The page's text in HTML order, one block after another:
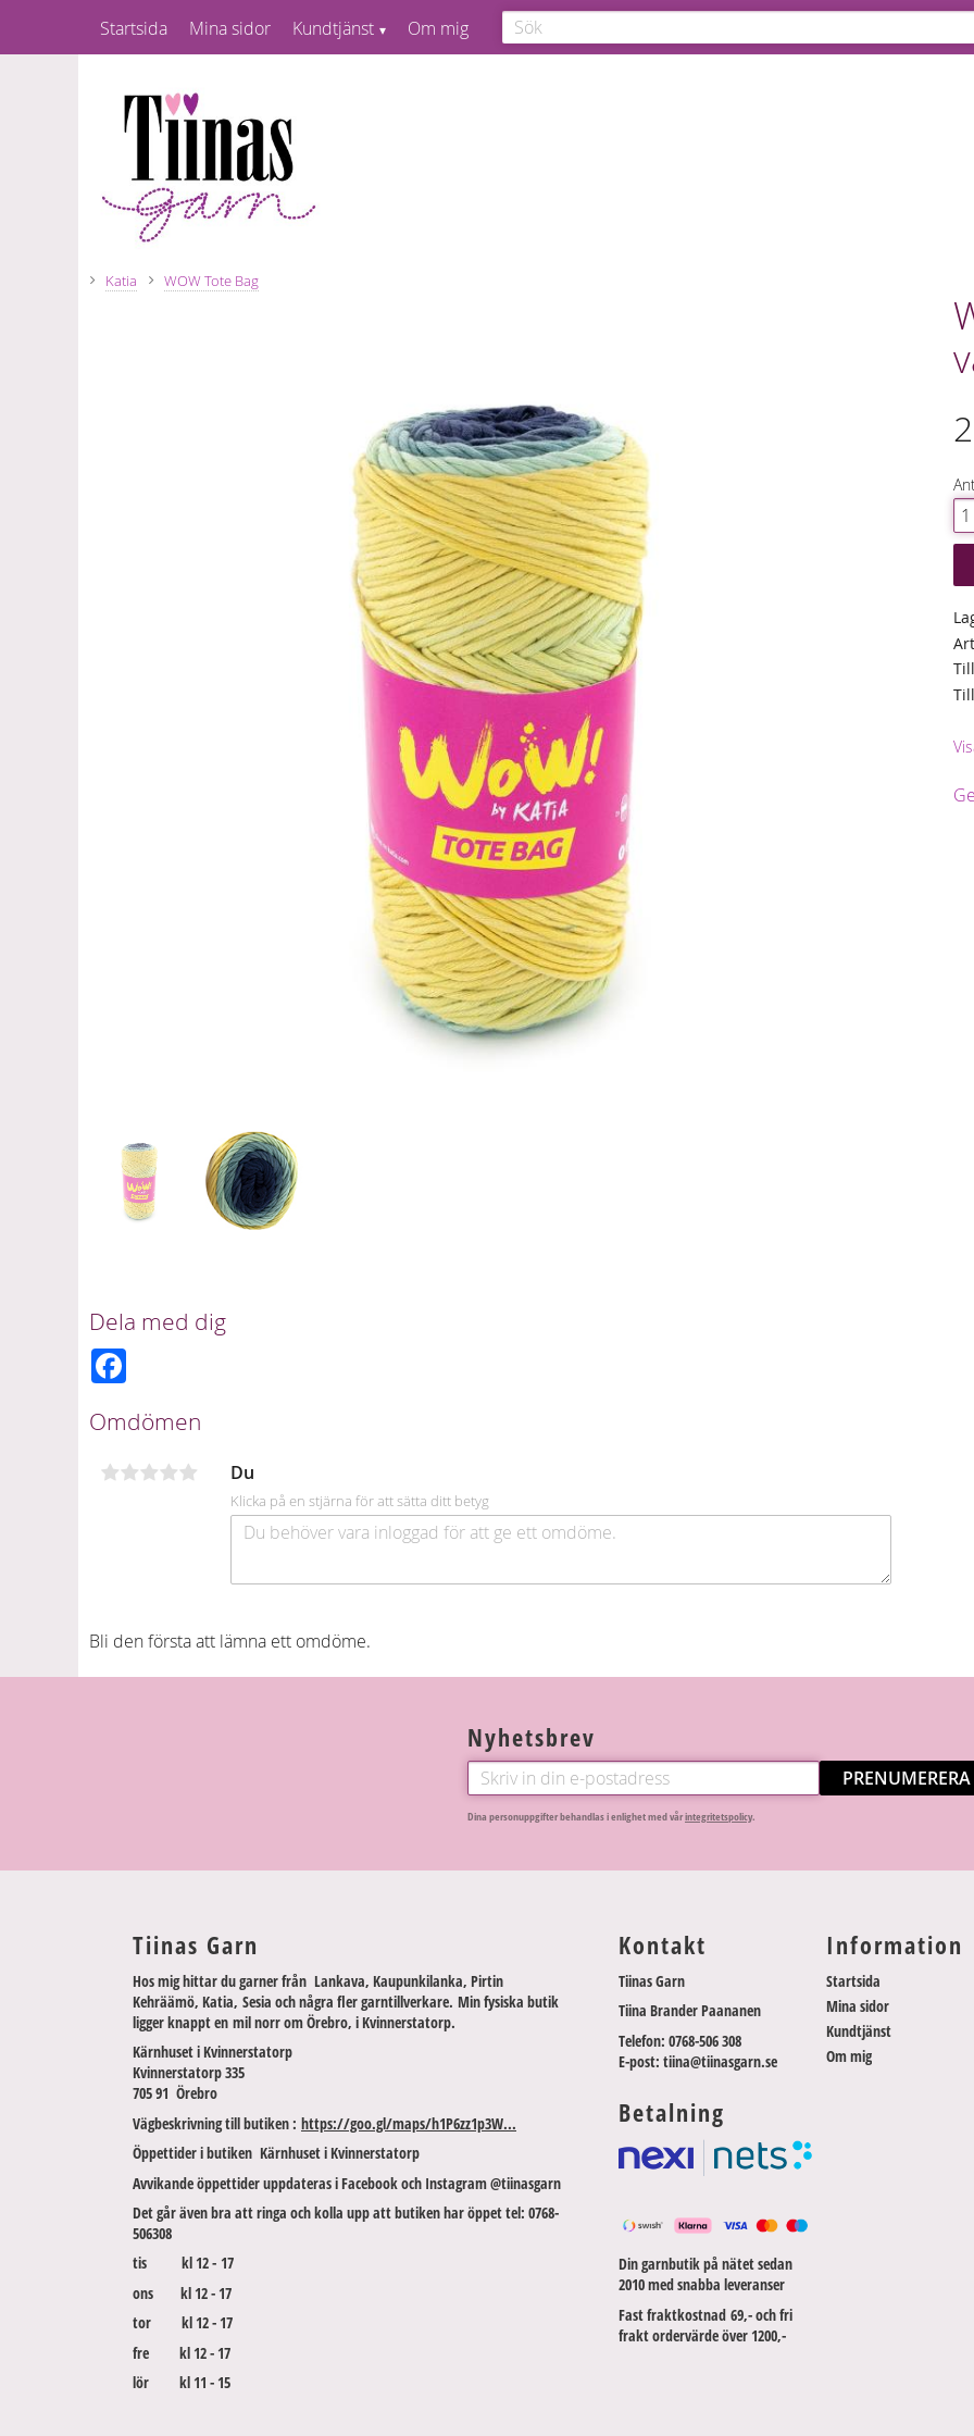
Startsida Mina sidor Kundtjänst Om mig
Katia WOW Tote Bag
Dela med dig
b
o
k
Omdömen
Du
Klicka på en stjärna för att sätta ditt betyg
Bli den första att lämna ett omdöme.
Nyhetsbrev
PRENUMERERA
Dina personuppgifter behandlas i enlighet med vårintegritetspolicy.
Tiinas Garn
Hos mig hittar du garner från Lankava, Kaupunkilanka, Pirtin
Kehräämö, Katia, Sesia och några fler garntillverkare. Min fysiska butik
ligger knappt en mil norr om Örebro, i Kvinnerstatorp.
Kärnhuset i Kvinnerstatorp
Kvinnerstatorp 335
705 91 Örebro
Vägbeskrivning till butiken : https://goo.gl/maps/h1P6zz1p3W...
Öppettider i butiken Kärnhuset i Kvinnerstatorp
Avvikande öppettider uppdateras i Facebook och Instagram @tiinasgarn
Det går även bra att ringa och kolla upp att butiken har öppet tel: 0768-
506308
tis kl 12 - 17
ons kl 12 - 17
tor kl 12 - 17
fre kl 12 - 17
lör kl 11 - 15
Kontakt
Tiinas Garn
Tiina Brander Paananen
Telefon: 0768-506 308
E-post: tiina@tiinasgarn.se
Betalning
Din garnbutik på nätet sedan
2010 med snabba leveranser
Fast fraktkostnad 69,- och fri
frakt ordervärde över 1200,-
Information
Startsida
Mina sidor
Kundtjänst
Om mig